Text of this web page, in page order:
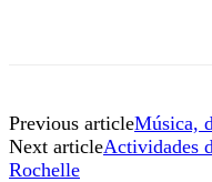
Previous articleMúsica,
Next articleActividades
Rochelle